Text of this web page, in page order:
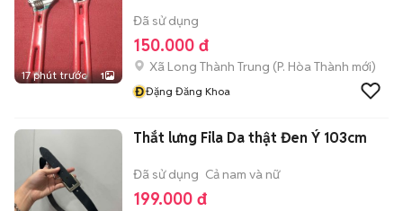
17 phút trước 1
Đã sử dụng
150.000 đ
Xã Long Thành Trung (P. Hòa Thành mới)
ĐĐặng Đăng Khoa
Thắt lưng Fila Da thật Đen Ý 103cm
Đã sử dụng Cả nam và nữ
199.000 đ